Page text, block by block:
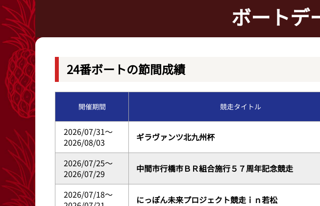
出場予定選手一覧
レース結果
モーター抽選結果・前検タイムランキング
得点率ラ
進入コー
ボートランキング
出目データ
福岡支部選手一
フレッシュルー
ボートデ
24番ボートの節間成績
開催期間 競走タイトル
2026/07/31～
2026/08/03
ギラヴァンツ北九州杯
2026/07/25～
2026/07/29
中間市行橋市ＢＲ組合施行５７周年記念競走
2026/07/18～
にっぽん未来プロジェクト競走ｉｎ若松